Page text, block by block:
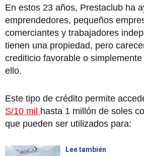
En estos 23 años, Prestaclub ha
emprendedores, pequeños
comerciantes y trabajadores
tienen una propiedad, pero
crediticio favorable o
ello.
Este tipo de crédito permite
S/10 mil hasta 1 millón de soles
que pueden ser utilizados para:
Lee también